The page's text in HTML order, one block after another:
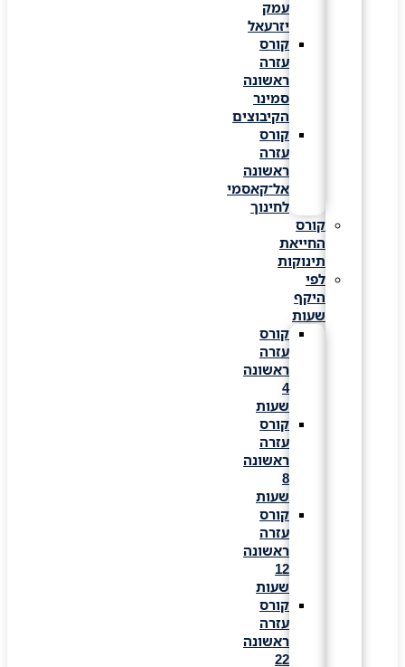
יזרעאל
קורס
עזרה
ראשונה
סמינר
הקיבוצים
קורס
עזרה
ראשונה
אל־קאסמי
לחינוך
קורס
החייאת
תינוקות
לפי
היקף
שעות
קורס
עזרה
ראשונה
שעות
קורס
עזרה
ראשונה
שעות
קורס
עזרה
ראשונה
שעות
קורס
עזרה
ראשונה